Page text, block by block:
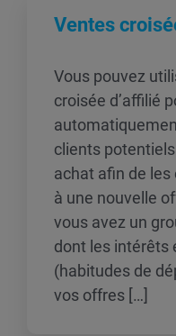
Ventes
Vous pouvez
croisée d’affilié
clients
achat afin de
à une nouvelle
vous avez un
dont les intérêts
(habitudes de
vos offres […]